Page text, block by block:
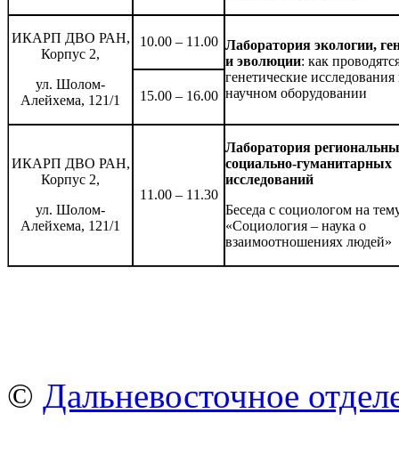
ИКАРП ДВО РАН,
Корпус 2,
ул. Шолом-
Алейхема, 121/1
10.00 – 11.00 Лаборатория экологии,
и эволюции: как
генетические исследования
научном оборудовании
15.00 – 16.00
ИКАРП ДВО РАН,
Корпус 2,
ул. Шолом-
Алейхема, 121/1
11.00 – 11.30
Лаборатория
социально-гуманитарных
исследований
Беседа с социологом на
«Социология – наука о
взаимоотношениях людей»
© Дальневосточное